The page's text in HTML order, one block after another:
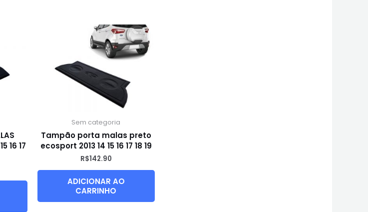
16 17
Sem categoria
Tampão porta malas preto
ecosport 2013 14 15 16 17 18 19
R$142.90
ADICIONAR AO
CARRINHO